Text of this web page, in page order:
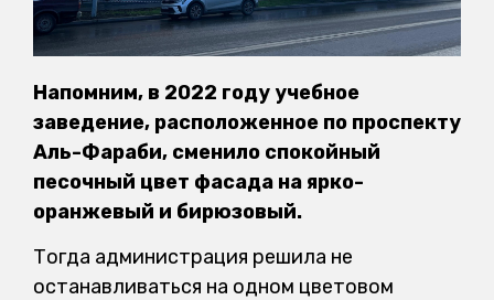
Напомним, в 2022 году учебное
заведение, расположенное по проспекту
Аль-Фараби, сменило спокойный
песочный цвет фасада на ярко-
оранжевый и бирюзовый.
Тогда администрация решила не
останавливаться на одном цветовом